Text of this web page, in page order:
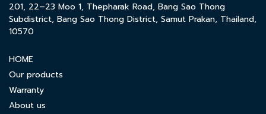
201, 22–23 Moo 1, Thepharak Road, Bang Sao Thong
Subdistrict, Bang Sao Thong District, Samut Prakan, Thailand,
10570
HOME
Our products
Warranty
About us